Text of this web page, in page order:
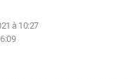
à 10:27